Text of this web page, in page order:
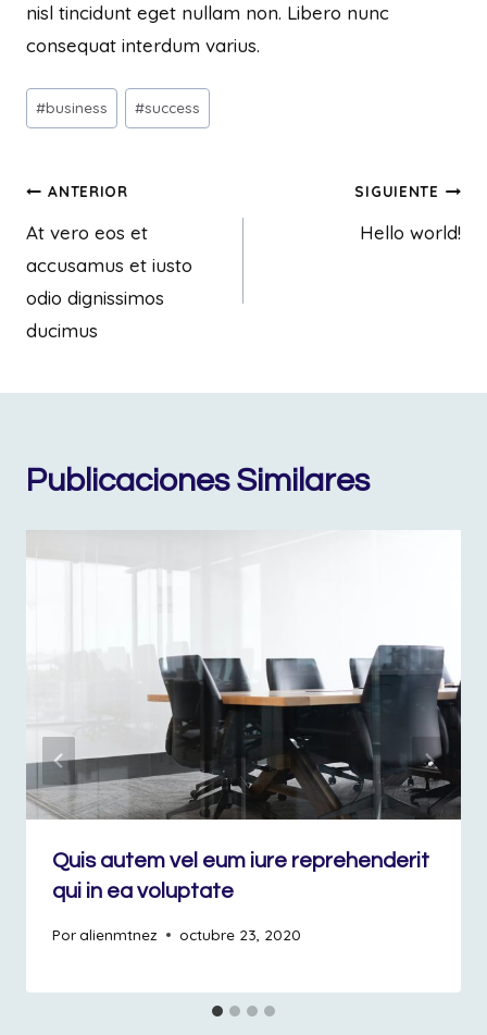
nisl tincidunt eget nullam non. Libero nunc
consequat interdum varius.
#business #success
ANTERIOR
At vero eos et
accusamus et iusto
odio dignissimos
ducimus
SIGUIENTE
Hello world!
Publicaciones Similares
Quis autem vel eum iure reprehenderit
qui in ea voluptate
Poralienmtnez octubre 23, 2020